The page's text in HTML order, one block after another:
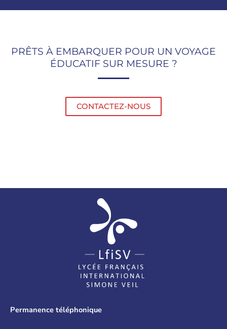
PRÊTS À EMBARQUER POUR UN VOYAGE
ÉDUCATIF SUR MESURE ?
CONTACTEZ-NOUS
Permanence téléphonique